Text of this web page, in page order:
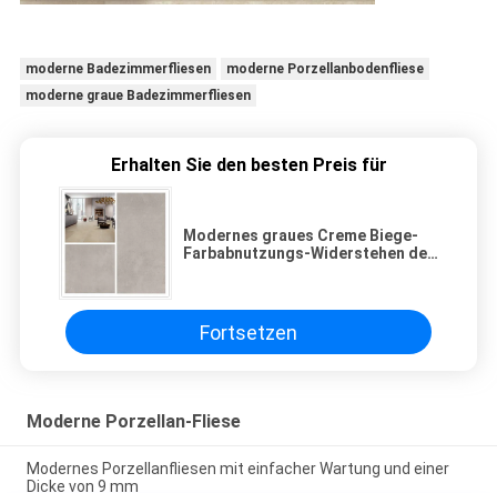
moderne Badezimmerfliesen
moderne Porzellanbodenfliese
moderne graue Badezimmerfliesen
Erhalten Sie den besten Preis für
Modernes graues Creme Biege-
Farbabnutzungs-Widerstehen der
Fortsetzen
Moderne Porzellan-Fliese
Modernes Porzellanfliesen mit einfacher Wartung und einer
Dicke von 9 mm